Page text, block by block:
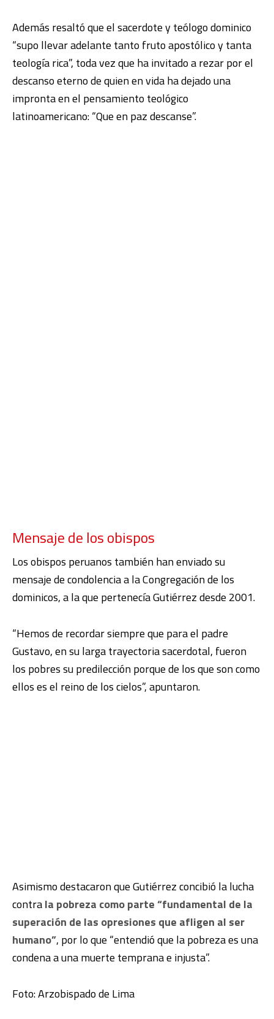
Además resaltó que el sacerdote y teólogo dominico
“supo llevar adelante tanto fruto apostólico y tanta
teología rica”, toda vez que ha invitado a rezar por el
descanso eterno de quien en vida ha dejado una
impronta en el pensamiento teológico
latinoamericano: “Que en paz descanse”.
Mensaje de los obispos
Los obispos peruanos también han enviado su
mensaje de condolencia a la Congregación de los
dominicos, a la que pertenecía Gutiérrez desde 2001.
“Hemos de recordar siempre que para el padre
Gustavo, en su larga trayectoria sacerdotal, fueron
los pobres su predilección porque de los que son como
ellos es el reino de los cielos”, apuntaron.
Asimismo destacaron que Gutiérrez concibió la lucha
contrala pobreza como parte “fundamental de la
superación de las opresiones que afligen al ser
humano”, por lo que “entendió que la pobreza es una
condena a una muerte temprana e injusta”.
Foto: Arzobispado de Lima